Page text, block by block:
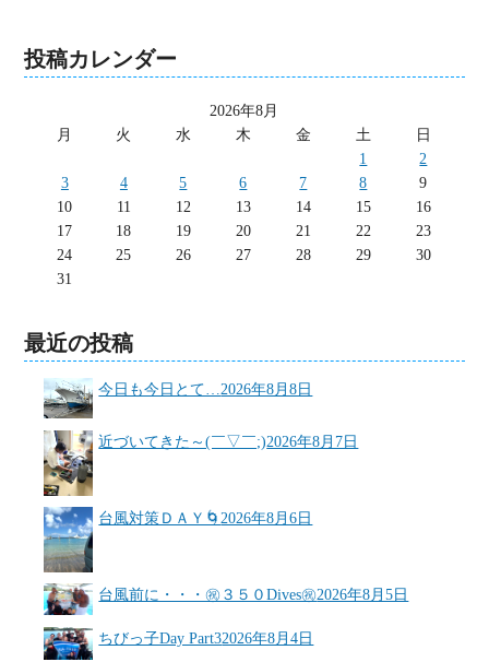
投稿カレンダー
2026年8月
月
火 水 木 金 土
日
1
2
3
4 5 6 7 8
9
10
11 12 13 14 15
16
17
18 19 20 21 22
23
24
25 26 27 28 29
30
31
最近の投稿
今日も今日とて… 2026年8月8日
近づいてきた～(￣▽￣;)2026年8月7日
台風対策ＤＡＹ🌀 2026年8月6日
台風前に・・・㊗３５０Dives㊗2026年8月5日
ちびっ子Day Part32026年8月4日